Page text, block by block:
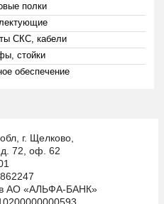
полки
СКС, кабели
стойки
обеспечение
г. Щелково,
72, оф. 62
АО «АЛЬФА-БАНК»